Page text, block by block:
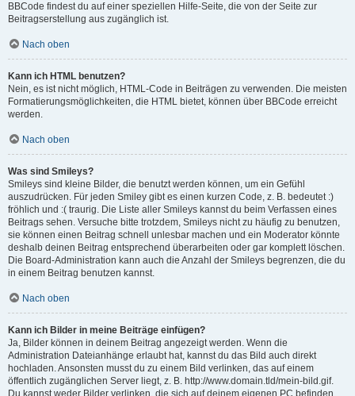
BBCode findest du auf einer speziellen Hilfe-Seite, die von der Seite zur
Beitragserstellung aus zugänglich ist.
Nach oben
Kann ich HTML benutzen?
Nein, es ist nicht möglich, HTML-Code in Beiträgen zu verwenden. Die meisten
Formatierungsmöglichkeiten, die HTML bietet, können über BBCode erreicht
werden.
Nach oben
Was sind Smileys?
Smileys sind kleine Bilder, die benutzt werden können, um ein Gefühl
auszudrücken. Für jeden Smiley gibt es einen kurzen Code, z. B. bedeutet :)
fröhlich und :( traurig. Die Liste aller Smileys kannst du beim Verfassen eines
Beitrags sehen. Versuche bitte trotzdem, Smileys nicht zu häufig zu benutzen,
sie können einen Beitrag schnell unlesbar machen und ein Moderator könnte
deshalb deinen Beitrag entsprechend überarbeiten oder gar komplett löschen.
Die Board-Administration kann auch die Anzahl der Smileys begrenzen, die du
in einem Beitrag benutzen kannst.
Nach oben
Kann ich Bilder in meine Beiträge einfügen?
Ja, Bilder können in deinem Beitrag angezeigt werden. Wenn die
Administration Dateianhänge erlaubt hat, kannst du das Bild auch direkt
hochladen. Ansonsten musst du zu einem Bild verlinken, das auf einem
öffentlich zugänglichen Server liegt, z. B. http://www.domain.tld/mein-bild.gif.
Du kannst weder Bilder verlinken, die sich auf deinem eigenen PC befinden